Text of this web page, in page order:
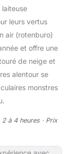
laiteuse
leurs vertus
air (rotenburo)
et offre une
de neige et
alentour se
monstres
à 4 heures · Prix